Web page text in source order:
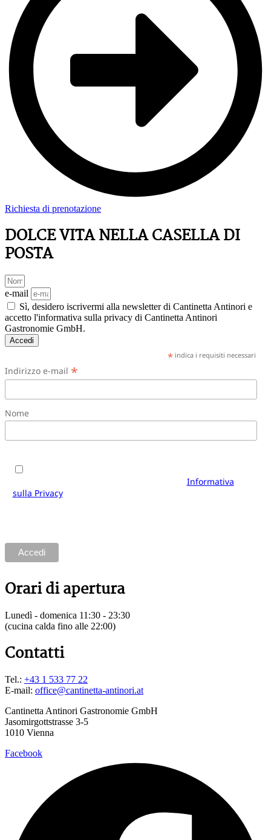
Richiesta di prenotazione
DOLCE VITA NELLA CASELLA DI
POSTA
e-mail
Sì, desidero iscrivermi alla newsletter di Cantinetta Antinori e
accetto l'informativa sulla privacy di Cantinetta Antinori
Gastronomie GmbH.
Accedi
*indica i requisiti necessari
Indirizzo e-mail *
Nome
Informativa
sulla Privacydi Cantinetta Antinori Gastronomie GmbH. È
Orari di apertura
Lunedì - domenica 11:30 - 23:30
(cucina calda fino alle 22:00)
Contatti
Tel.: +43 1 533 77 22
E-mail: office@cantinetta-antinori.at
Cantinetta Antinori Gastronomie GmbH
Jasomirgottstrasse 3-5
1010 Vienna
Facebook